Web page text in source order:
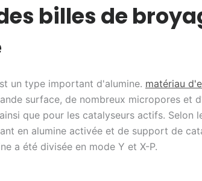
billes de
un type important d'alumine. matériau
surface, de nombreux micropores et
que pour les catalyseurs actifs.
en alumine activée et de support de
a été divisée en mode Y et X-P.